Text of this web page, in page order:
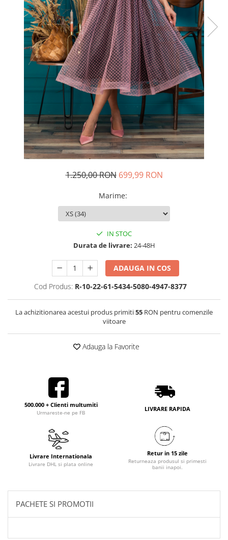
Rochii din dantela
Rochii din tafta
Rochii cu paiete
Rochii din tul
Rochii din catifea
Rochii din Barbie/Bistrech
Rochii din saten
Rochii voal
Rochii cu imprimeu
1.250,00 RON 699,99 RON
Marime:
IN STOC
Durata de livrare: 24-48H
ADAUGA IN COS
Cod Produs: R-10-22-61-5434-5080-4947-8377
La achizitionarea acestui produs primiti55 RON pentru comenzile
viitoare
Adauga la Favorite
500.000 + Clienti multumiti
Urmareste-ne pe FB
LIVRARE RAPIDA
Livrare Internationala
Livrare DHL si plata online
Retur in 15 zile
Returneaza produsul si primesti
banii inapoi.
PACHETE SI PROMOTII